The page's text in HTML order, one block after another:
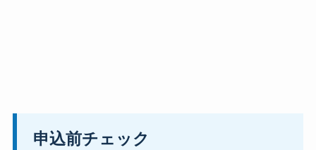
申込前チェック